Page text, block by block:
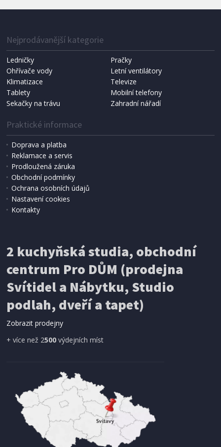
Nejprodávanější kategorie
Ledničky
Pračky
Ohřívače vody
Letní ventilátory
Klimatizace
Televize
Tablety
Mobilní telefony
Sekačky na trávu
Zahradní nářadí
Praktické informace
Doprava a platba
Reklamace a servis
Prodloužená záruka
Obchodní podmínky
Ochrana osobních údajů
Nastavení cookies
Kontakty
2 kuchyňská studia, obchodní
centrum Pro DŮM (prodejna
Svítidel a Nábytku, Studio
podlah, dveří a tapet)
Zobrazit prodejny
+ více než 2500 výdejních míst